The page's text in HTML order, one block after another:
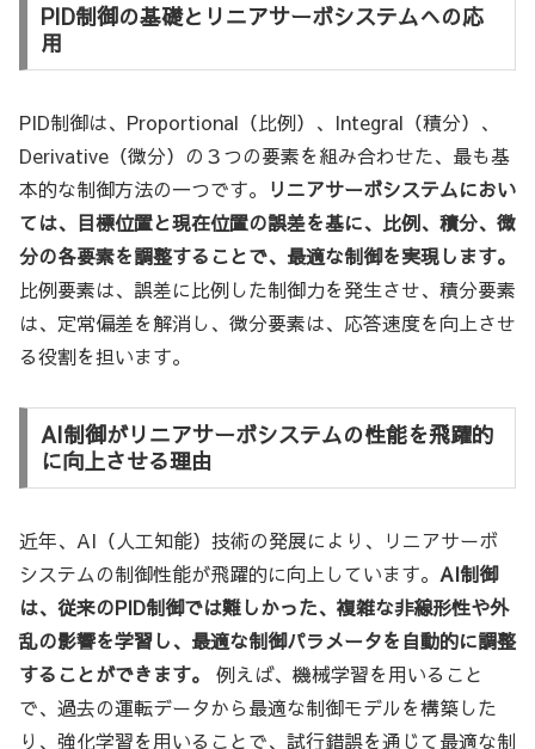
PID制御の基礎とリニアサーボシステムへの応
用
PID制御は、Proportional（比例）、Integral（積分）、
Derivative（微分）の３つの要素を組み合わせた、最も基
本的な制御方法の一つです。 リニアサーボシステムにおい
ては、目標位置と現在位置の誤差を基に、比例、積分、微
分の各要素を調整することで、最適な制御を実現します。
比例要素は、誤差に比例した制御力を発生させ、積分要素
は、定常偏差を解消し、微分要素は、応答速度を向上させ
る役割を担います。
AI制御がリニアサーボシステムの性能を飛躍的
に向上させる理由
近年、AI（人工知能）技術の発展により、リニアサーボ
システムの制御性能が飛躍的に向上しています。 AI制御
は、従来のPID制御では難しかった、複雑な非線形性や外
乱の影響を学習し、最適な制御パラメータを自動的に調整
することができます。
例えば、機械学習を用いること
で、過去の運転データから最適な制御モデルを構築した
り、強化学習を用いることで、試行錯誤を通じて最適な制